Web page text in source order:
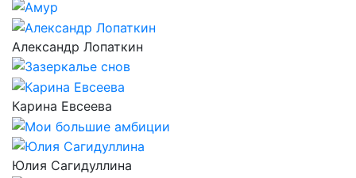
Александр Лопаткин
Карина Евсеева
Юлия Сагидуллина